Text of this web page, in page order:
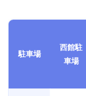
駐車場
西館駐
車場